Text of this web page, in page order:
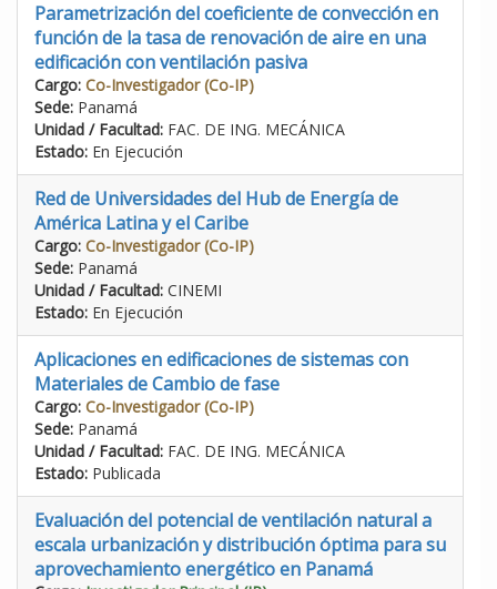
Parametrización del coeficiente de convección en
función de la tasa de renovación de aire en una
edificación con ventilación pasiva
Cargo: Co-Investigador (Co-IP)
Sede: Panamá
Unidad / Facultad: FAC. DE ING. MECÁNICA
Estado: En Ejecución
Red de Universidades del Hub de Energía de
América Latina y el Caribe
Cargo: Co-Investigador (Co-IP)
Sede: Panamá
Unidad / Facultad: CINEMI
Estado: En Ejecución
Aplicaciones en edificaciones de sistemas con
Materiales de Cambio de fase
Cargo: Co-Investigador (Co-IP)
Sede: Panamá
Unidad / Facultad: FAC. DE ING. MECÁNICA
Estado: Publicada
Evaluación del potencial de ventilación natural a
escala urbanización y distribución óptima para su
aprovechamiento energético en Panamá